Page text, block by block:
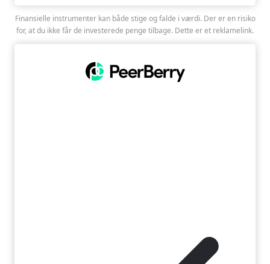
Finansielle instrumenter kan både stige og falde i værdi. Der er en risiko
for, at du ikke får de investerede penge tilbage. Dette er et reklamelink.